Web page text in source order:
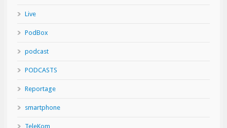
Live
PodBox
podcast
PODCASTS
Reportage
smartphone
TeleKom